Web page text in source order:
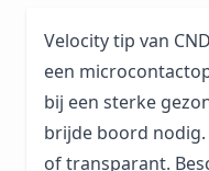
Velocity tip van
een
bij een sterke
brijde boord
of transparant.